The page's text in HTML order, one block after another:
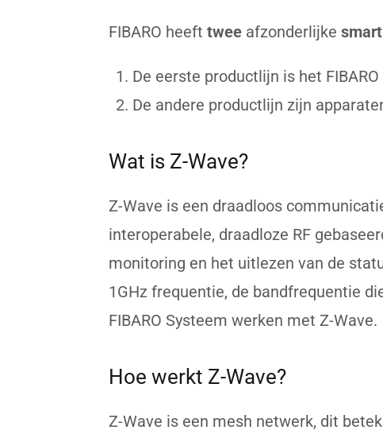
FIBARO heeft twee afzonderlijke
De eerste productlijn is het FIBARO
De andere productlijn zijn
Wat is Z-Wave?
Z-Wave is een draadloos
interoperabele, draadloze RF
monitoring en het uitlezen van de
1GHz frequentie, de bandfrequentie
FIBARO Systeem werken met Z-Wave.
Hoe werkt Z-Wave?
Z-Wave is een mesh netwerk, dit